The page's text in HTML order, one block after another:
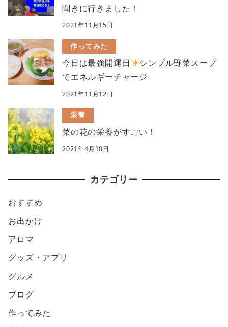
聞きに行きました！
2021年11月15日
作ってみた
今日は最強開運日
シンプル野菜スープ
でエネルギーチャージ
2021年11月12日
栄養
菜の花の栄養がすごい！
2021年4月10日
カテゴリー
おすすめ
お出かけ
アロマ
グッズ・アプリ
グルメ
ブログ
作ってみた